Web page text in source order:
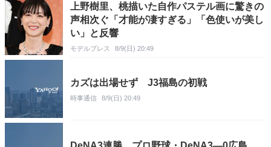
上野樹里、桃描いた自作パステル画に驚きの
声相次ぐ「才能が凄すぎる」「色使いが美し
い」と反響
モデルプレス 8/9(日) 20:49
カズは出場せず J3福島の初戦
時事通信 8/9(日) 20:49